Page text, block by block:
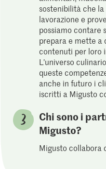
sostenibilità che
lavorazione e
possiamo contare
prepara e mette a
contenuti per loro
L'universo
queste
anche in futuro i
iscritti a Migusto
Chi sono i
Migusto?
Migusto collabora